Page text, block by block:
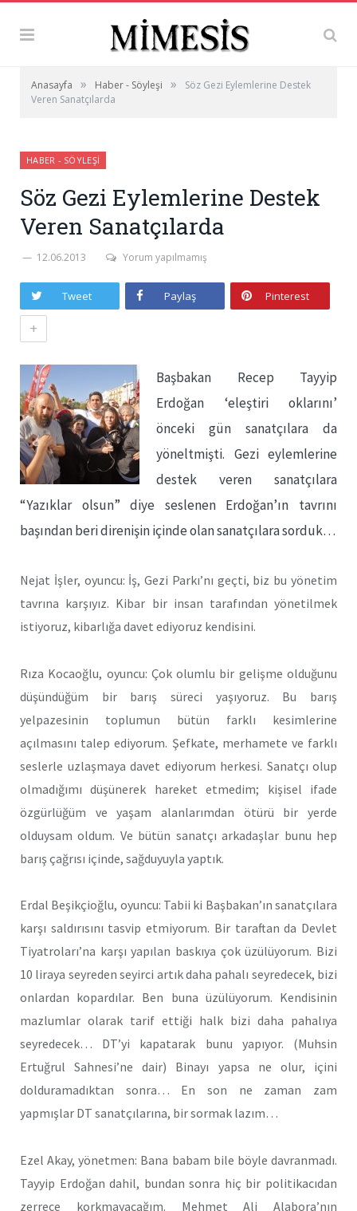
Anasayfa » Haber - Söyleşi »
Söz Gezi Eylemlerine Destek
Veren Sanatçılarda
HABER - SÖYLEŞI
Söz Gezi Eylemlerine Destek
Veren Sanatçılarda
12.06.2013 Yorum yapılmamış
Tweet Paylaş Pinterest
+
Başbakan Recep Tayyip
Erdoğan ‘eleştiri oklarını’
önceki gün sanatçılara da
yöneltmişti. Gezi eylemlerine
destek veren sanatçılara
“Yazıklar olsun” diye seslenen Erdoğan’ın tavrını
başından beri direnişin içinde olan sanatçılara sorduk…
Nejat İşler, oyuncu: İş, Gezi Parkı’nı geçti, biz bu yönetim
tavrına karşıyız. Kibar bir insan tarafından yönetilmek
istiyoruz, kibarlığa davet ediyoruz kendisini.
Rıza Kocaoğlu, oyuncu: Çok olumlu bir gelişme olduğunu
düşündüğüm bir barış süreci yaşıyoruz. Bu barış
yelpazesinin toplumun bütün farklı kesimlerine
açılmasını talep ediyorum. Şefkate, merhamete ve farklı
seslerle uzlaşmaya davet ediyorum herkesi. Sanatçı olup
olmadığımı düşünerek hareket etmedim; kişisel ifade
özgürlüğüm ve yaşam alanlarımdan ötürü bir yerde
olduysam oldum. Ve bütün sanatçı arkadaşlar bunu hep
barış çağrısı içinde, sağduyuyla yaptık.
Erdal Beşikçioğlu, oyuncu: Tabii ki Başbakan’ın sanatçılara
karşı saldırısını tasvip etmiyorum. Bir taraftan da Devlet
Tiyatroları’na karşı yapılan baskıya çok üzülüyorum. Bizi
10 liraya seyreden seyirci artık daha pahalı seyredecek, bizi
onlardan kopardılar. Ben buna üzülüyorum. Kendisinin
mazlumlar olarak tarif ettiği halk bizi daha pahalıya
seyredecek… DT’yi kapatarak bunu yapıyor. (Muhsin
Ertuğrul Sahnesi’ne dair) Binayı yapsa ne olur, içini
dolduramadıktan sonra… En son ne zaman zam
yapmışlar DT sanatçılarına, bir sormak lazım…
Ezel Akay, yönetmen: Bana babam bile böyle davranmadı.
Tayyip Erdoğan dahil, bundan sonra hiç bir politikacıdan
zerrece korkmayacağım. Mehmet Ali Alabora’nın